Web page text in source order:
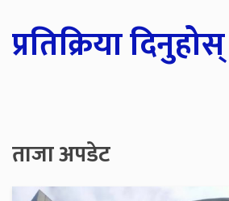
प्रतिक्रिया दिनुहोस्
ताजा अपडेट